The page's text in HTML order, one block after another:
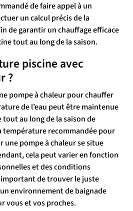
de faire appel à un
un calcul précis de la
de garantir un chauffage efficace
tout au long de la saison.
piscine avec
?
pompe à chaleur pour chauffer
de l’eau peut être maintenue
au long de la saison de
température recommandée pour
une pompe à chaleur se situe
cela peut varier en fonction
et des conditions
de trouver le juste
environnement de baignade
vous et vos proches.